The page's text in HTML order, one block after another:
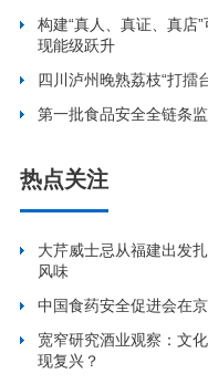
构建“真人、真证、真店
现能级跃升
四川泸州晚熟荔枝“打擂
第一批食品安全全链条
热点关注
大芹威士忌从福建出发
风味
中国食药安全促进会在
宽窄研究酒业观察：文
现复兴？